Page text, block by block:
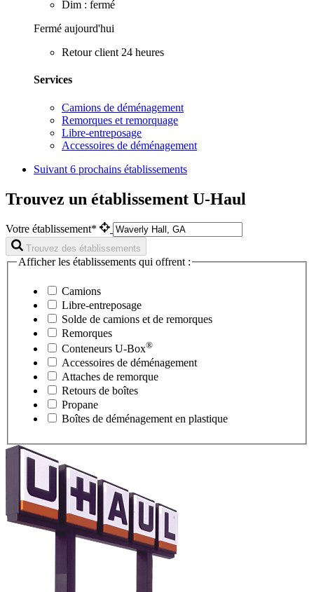
Dim : fermé
Fermé aujourd'hui
Retour client 24 heures
Services
Camions de déménagement
Remorques et remorquage
Libre-entreposage
Accessoires de déménagement
Suivant 6 prochains établissements
Trouvez un établissement U-Haul
Votre établissement*
Trouvez des établissements
Afficher les établissements qui offrent :
Camions
Libre-entreposage
Solde de camions et de remorques
Remorques
Conteneurs U-Box®
Accessoires de déménagement
Attaches de remorque
Retours de boîtes
Propane
Boîtes de déménagement en plastique